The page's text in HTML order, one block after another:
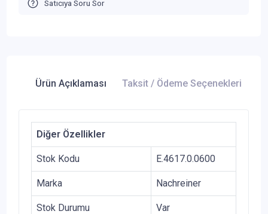
Satıcıya Soru Sor
Ürün Açıklaması Taksit / Ödeme Seçenekleri
Diğer Özellikler
Stok Kodu E.4617.0.0600
Marka Nachreiner
Stok Durumu Var